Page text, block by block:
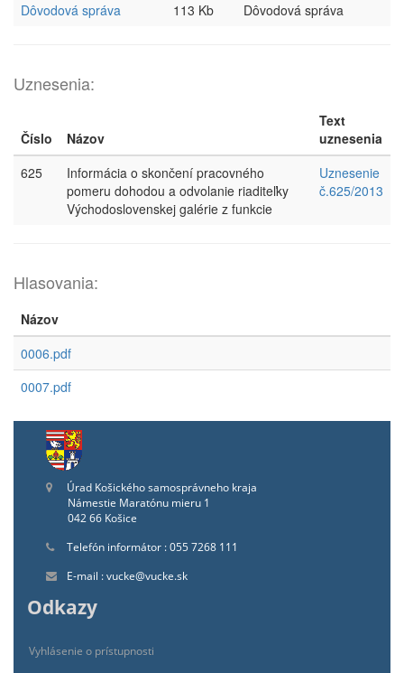
Dôvodová správa
113 Kb Dôvodová správa
Uznesenia:
Číslo Názov
Text
uznesenia
625
Informácia o skončení pracovného
pomeru dohodou a odvolanie riaditeľky
Východoslovenskej galérie z funkcie
Uznesenie
č.625/2013
Hlasovania:
Názov
0006.pdf
0007.pdf
Úrad Košického samosprávneho kraja
Námestie Maratónu mieru 1
042 66 Košice
Telefón informátor : 055 7268 111
E-mail : vucke@vucke.sk
Odkazy
Vyhlásenie o prístupnosti